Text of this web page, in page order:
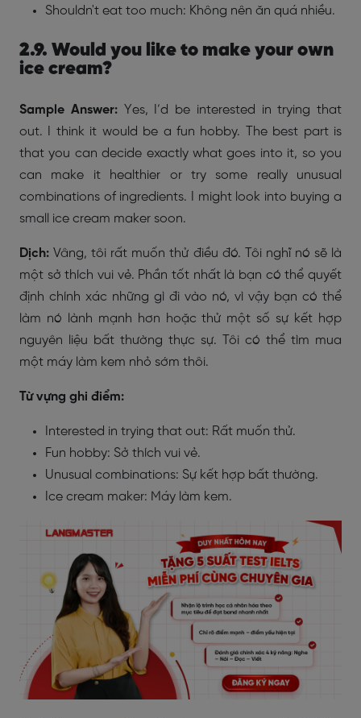
Shouldn't eat too much: Không nên ăn quá nhiều.
2.9. Would you like to make your own
ice cream?
Sample Answer:Yes, I’d be interested in trying that
out. I think it would be a fun hobby. The best part is
that you can decide exactly what goes into it, so you
can make it healthier or try some really unusual
combinations of ingredients. I might look into buying a
small ice cream maker soon.
Dịch:Vâng, tôi rất muốn thử điều đó. Tôi nghĩ nó sẽ là
một sở thích vui vẻ. Phần tốt nhất là bạn có thể quyết
định chính xác những gì đi vào nó, vì vậy bạn có thể
làm nó lành mạnh hơn hoặc thử một số sự kết hợp
nguyên liệu bất thường thực sự. Tôi có thể tìm mua
một máy làm kem nhỏ sớm thôi.
Từ vựng ghi điểm:
Interested in trying that out: Rất muốn thử.
Fun hobby: Sở thích vui vẻ.
Unusual combinations: Sự kết hợp bất thường.
Ice cream maker: Máy làm kem.